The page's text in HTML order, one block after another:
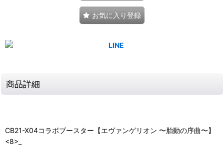
お気に入り登録
商品詳細
CB21-X04コラボブースター【エヴァンゲリオン 〜胎動の序曲〜】
<8>_